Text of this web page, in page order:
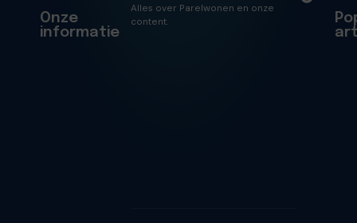
Onze
informatie
Alles over Parelwonen en onze
content.